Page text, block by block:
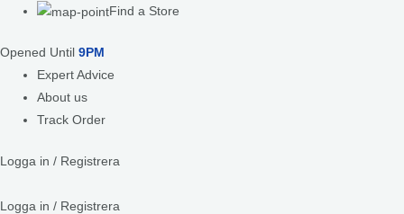
Find a Store
Opened Until 9PM
Expert Advice
About us
Track Order
Logga in / Registrera
Logga in / Registrera